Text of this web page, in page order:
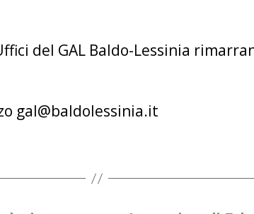
del GAL Baldo-Lessinia
gal@baldolessinia.it